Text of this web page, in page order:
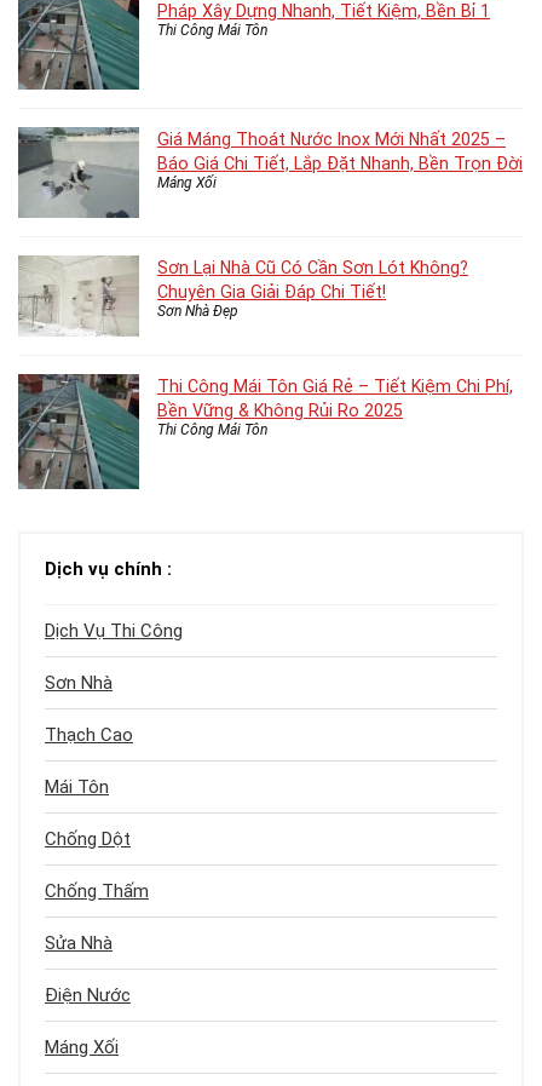
Pháp Xây Dựng Nhanh, Tiết Kiệm, Bền Bỉ 1
Thi Công Mái Tôn
Giá Máng Thoát Nước Inox Mới Nhất 2025 –
Báo Giá Chi Tiết, Lắp Đặt Nhanh, Bền Trọn Đời
Máng Xối
Sơn Lại Nhà Cũ Có Cần Sơn Lót Không?
Chuyên Gia Giải Đáp Chi Tiết!
Sơn Nhà Đẹp
Thi Công Mái Tôn Giá Rẻ – Tiết Kiệm Chi Phí,
Bền Vững & Không Rủi Ro 2025
Thi Công Mái Tôn
Dịch vụ chính :
Dịch Vụ Thi Công
Sơn Nhà
Thạch Cao
Mái Tôn
Chống Dột
Chống Thấm
Sửa Nhà
Điện Nước
Máng Xối